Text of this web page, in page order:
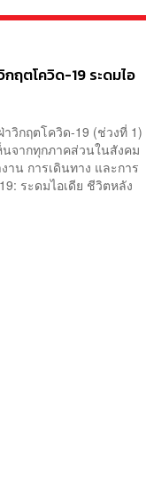
ฤตโควิด-19 ระดมไอ
าวิกฤตโควิด-19 (ช่วงที่ 1)
นจากทุกภาคส่วนในสังคม
าน การเดินทาง และการ
ระดมไอเดีย ชีวิตหลัง